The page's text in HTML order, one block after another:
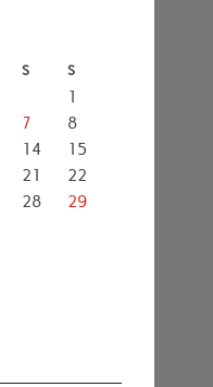
S S
1
7
8
14
15
21
22
28
29